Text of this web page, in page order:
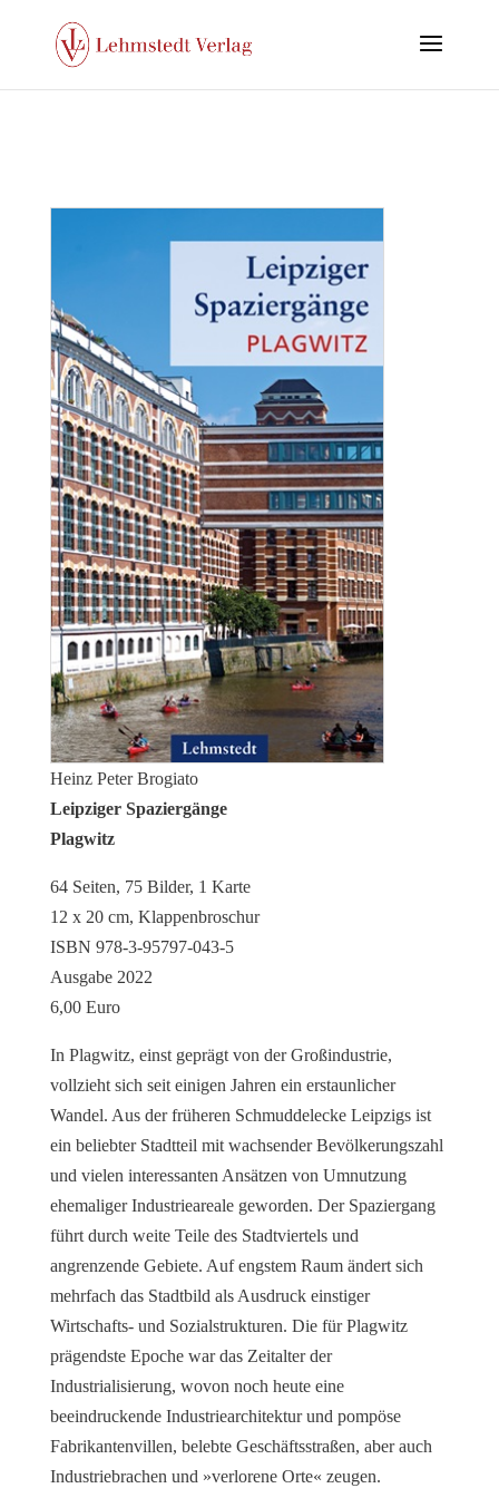
Heinz Peter Brogiato
Leipziger Spaziergänge
Plagwitz
64 Seiten, 75 Bilder, 1 Karte
12 x 20 cm, Klappenbroschur
ISBN 978-3-95797-043-5
Ausgabe 2022
6,00 Euro
In Plagwitz, einst geprägt von der Großindustrie,
vollzieht sich seit einigen Jahren ein erstaunlicher
Wandel. Aus der früheren Schmuddelecke Leipzigs ist
ein beliebter Stadtteil mit wachsender Bevölkerungszahl
und vielen interessanten Ansätzen von Umnutzung
ehemaliger Industrieareale geworden. Der Spaziergang
führt durch weite Teile des Stadtviertels und
angrenzende Gebiete. Auf engstem Raum ändert sich
mehrfach das Stadtbild als Ausdruck einstiger
Wirtschafts- und Sozialstrukturen. Die für Plagwitz
prägendste Epoche war das Zeitalter der
Industrialisierung, wovon noch heute eine
beeindruckende Industriearchitektur und pompöse
Fabrikantenvillen, belebte Geschäftsstraßen, aber auch
Industriebrachen und »verlorene Orte« zeugen.